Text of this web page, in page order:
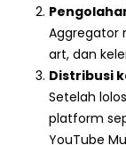
Aggregator
art, dan
Distribusi
Setelah
platform
YouTube